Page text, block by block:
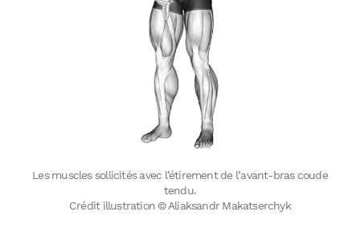
Les muscles sollicités avec l’étirement de l’avant-bras coude
tendu.
Crédit illustration © Aliaksandr Makatserchyk